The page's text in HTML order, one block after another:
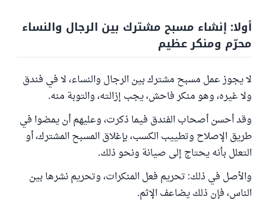
أولا: إنشاء مسبح مشترك بين الرجال والنساء
محرّم ومنكر عظيم
لا يجوز عمل مسبح مشترك بين الرجال والنساء، لا في فندق
ولا غيره، وهو منكر فاحش، يجب إزالته، والتوبة منه.
وقد أحسن أصحاب الفندق فيما ذكرت، وعليهم أن يمضوا في
طريق الإصلاح وتطييب الكسب، بإغلاق المسبح المشترك، أو
التعلل بأنه يحتاج إلى صيانة ونحو ذلك.
والأصل في ذلك: تحريم فعل المنكرات، وتحريم نشرها بين
الناس، فإن ذلك يضاعف الإثم.